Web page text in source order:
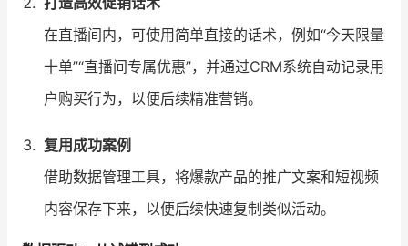
在直播间内，可使用简单直接的话术，例如“今天限量
十单”“直播间专属优惠”，并通过CRM系统自动记录用
户购买行为，以便后续精准营销。
复用成功案例
借助数据管理工具，将爆款产品的推广文案和短视频
内容保存下来，以便后续快速复制类似活动。